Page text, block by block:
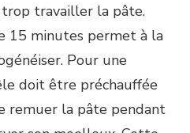
trop travailler la pâte.
15 minutes permet à la
Pour une
doit être préchauffée
remuer la pâte pendant